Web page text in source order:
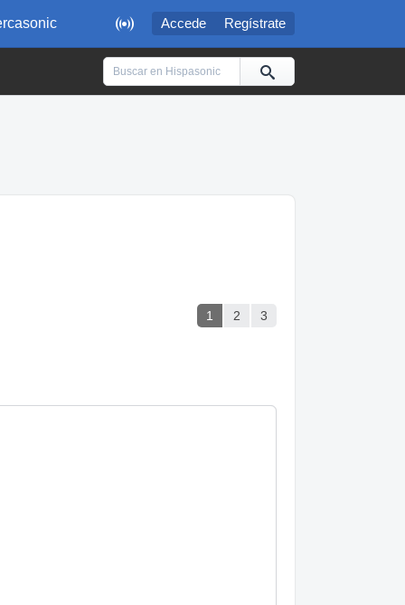
 Accede Regístrate
1 2 3